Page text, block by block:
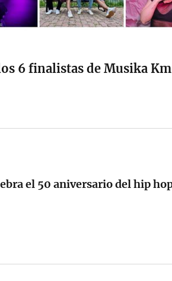
6 finalistas de Musika
el 50 aniversario del hip